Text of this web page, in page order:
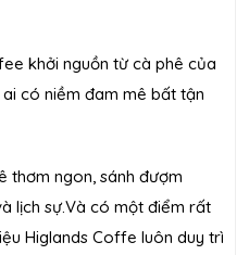
khởi nguồn từ cà phê của
có niềm đam mê bất tận
thơm ngon, sánh đượm
lịch sự.Và có một điểm rất
Higlands Coffe luôn duy trì